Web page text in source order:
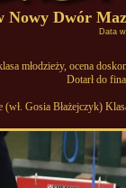
Nowy Dwór
Data
młodzieży, ocena
Dotarł do
Gosia Błażejczyk)